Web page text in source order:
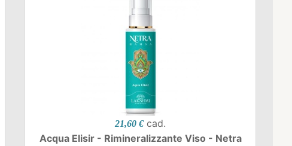
21,60 € cad.
Acqua Elisir - Rimineralizzante Viso - Netra